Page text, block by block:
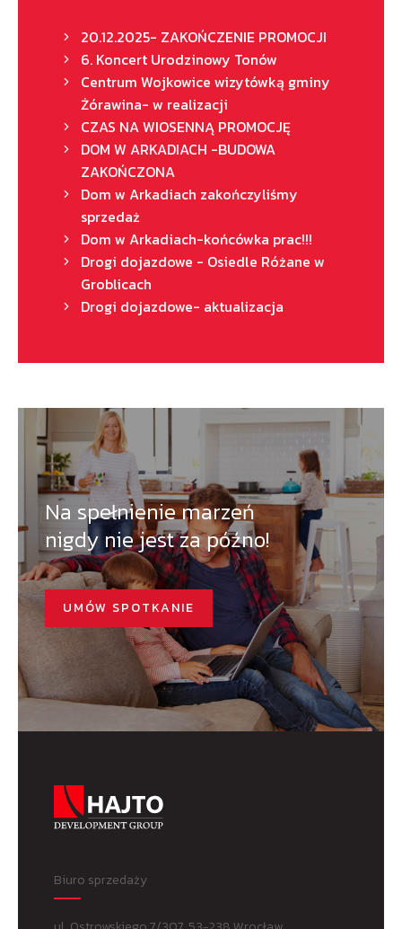
20.12.2025- ZAKOŃCZENIE PROMOCJI
6. Koncert Urodzinowy Tonów
Centrum Wojkowice wizytówką gminy
Żórawina- w realizacji
CZAS NA WIOSENNĄ PROMOCJĘ
DOM W ARKADIACH -BUDOWA
ZAKOŃCZONA
Dom w Arkadiach zakończyliśmy
sprzedaż
Dom w Arkadiach-końcówka prac!!!
Drogi dojazdowe - Osiedle Różane w
Groblicach
Drogi dojazdowe- aktualizacja
Na spełnienie marzeń
nigdy nie jest za późno!
UMÓW SPOTKANIE
Biuro sprzedaży